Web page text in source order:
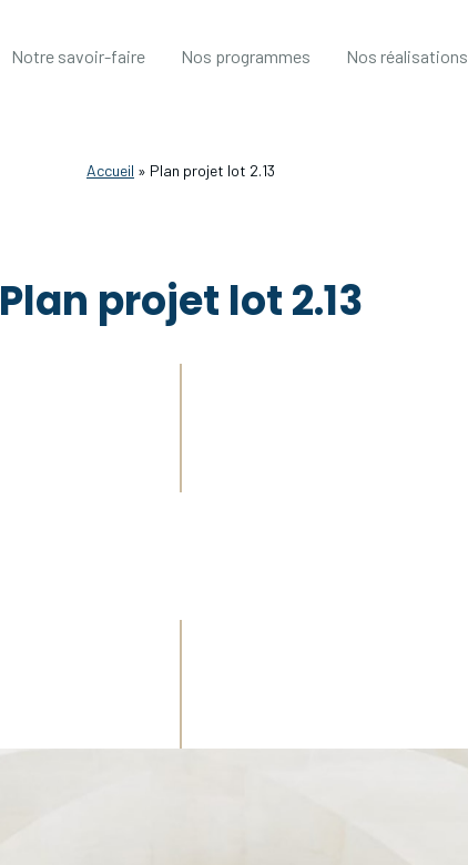
Notre savoir-faire Nos programmes Nos réalisations
Accueil » Plan projet lot 2.13
Plan projet lot 2.13